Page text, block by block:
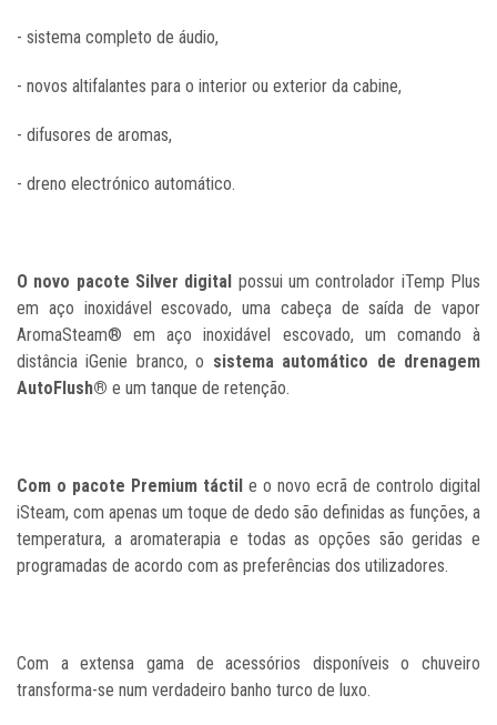
- sistema completo de áudio,
- novos altifalantes para o interior ou exterior da cabine,
- difusores de aromas,
- dreno electrónico automático.
O novo pacote Silver digital possui um controlador iTemp Plus
em aço inoxidável escovado, uma cabeça de saída de vapor
AromaSteam® em aço inoxidável escovado, um comando à
distância iGenie branco, o sistema automático de drenagem
AutoFlush® e um tanque de retenção.
Com o pacote Premium táctil e o novo ecrã de controlo digital
iSteam, com apenas um toque de dedo são definidas as funções, a
temperatura, a aromaterapia e todas as opções são geridas e
programadas de acordo com as preferências dos utilizadores.
Com a extensa gama de acessórios disponíveis o chuveiro
transforma-se num verdadeiro banho turco de luxo.